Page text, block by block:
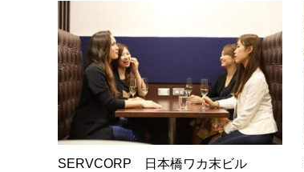
SERVCORP 日本橋ワカ末ビル